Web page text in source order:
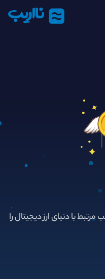
نااریب
با دنیای ارز دیجیتال را